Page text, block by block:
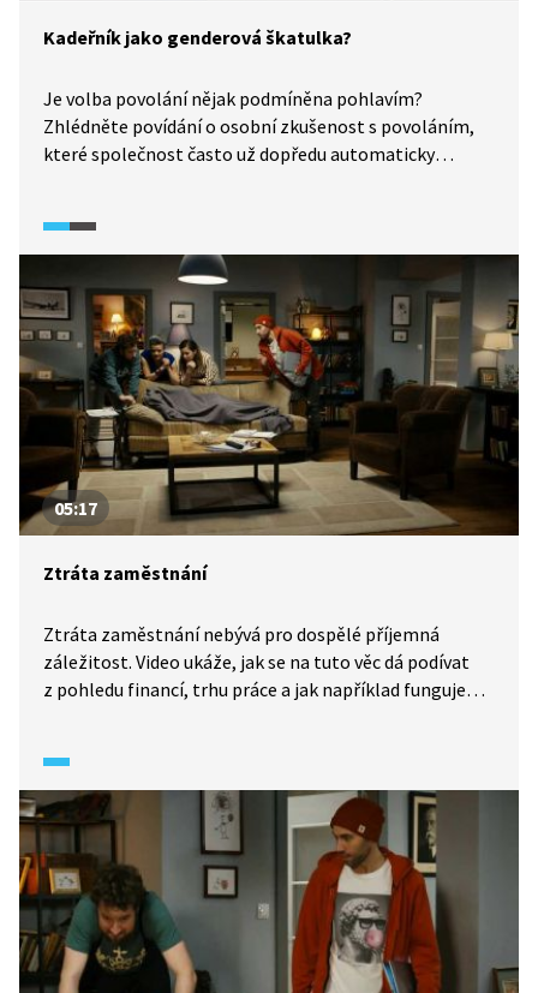
Kadeřník jako genderová škatulka?
Je volba povolání nějak podmíněna pohlavím?
Zhlédněte povídání o osobní zkušenost s povoláním,
které společnost často už dopředu automaticky
05:17
Ztráta zaměstnání
Ztráta zaměstnání nebývá pro dospělé příjemná
záležitost. Video ukáže, jak se na tuto věc dá podívat
z pohledu financí, trhu práce a jak například funguje